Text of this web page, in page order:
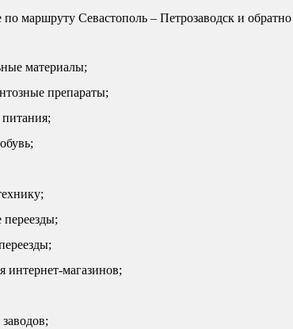
по маршруту Севастополь – Петрозаводск и
материалы;
препараты;
интернет-магазинов;